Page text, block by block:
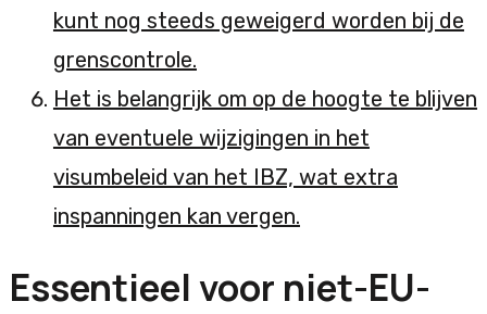
kunt nog steeds geweigerd worden bij de
grenscontrole.
Het is belangrijk om op de hoogte te blijven
van eventuele wijzigingen in het
visumbeleid van het IBZ, wat extra
inspanningen kan vergen.
Essentieel voor niet-EU-